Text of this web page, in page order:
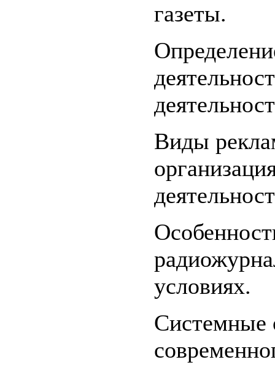
газеты.
Виды
условиях.
Системные